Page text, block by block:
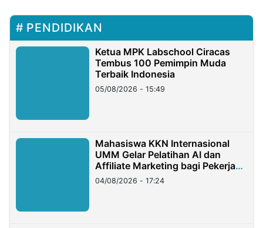
PENDIDIKAN
Ketua MPK Labschool Ciracas
Tembus 100 Pemimpin Muda
Terbaik Indonesia
05/08/2026 - 15:49
Mahasiswa KKN Internasional
UMM Gelar Pelatihan AI dan
Affiliate Marketing bagi Pekerja
Migran Indonesia di Taiwan
04/08/2026 - 17:24